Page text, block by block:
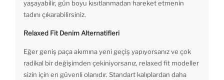
yaşayabilir, gün boyu kısıtlanmadan hareket etmenin
tadını çıkarabilirsiniz.
Relaxed Fit Denim Alternatifleri
Eğer geniş paça akımına yeni geçiş yapıyorsanız ve çok
radikal bir değişimden çekiniyorsanız, relaxed fit modeller
sizin için en güvenli olanıdır. Standart kalıplardan daha